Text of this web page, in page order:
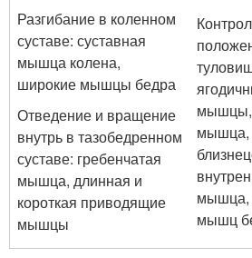
Разгибание в коленном
суставе: суставная
мышца колена,
широкие мышцы бедра
Отведение и вращение
внутрь в тазобедренном
суставе: гребенчатая
мышца, длинная и
короткая приводящие
мышцы
мышцы,
мышца,
мышца,
мышц